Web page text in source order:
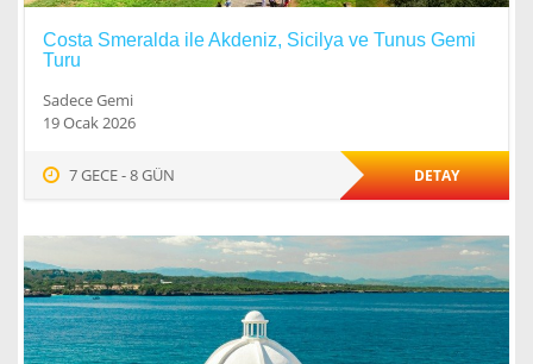
Costa Smeralda ile Akdeniz, Sicilya ve Tunus Gemi
Turu
Sadece Gemi
19 Ocak 2026
7 GECE - 8 GÜN DETAY